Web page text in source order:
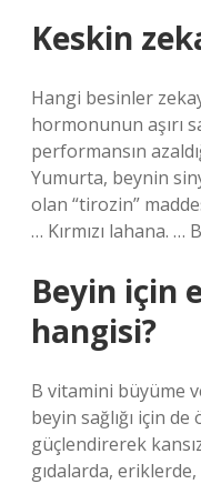
Keskin
Hangi besinler
hormonunun aşırı
performansın
Yumurta, beynin
olan “tirozin”
… Kırmızı lahana. …
Beyin için
hangisi?
B vitamini büyüme
beyin sağlığı için de
güçlendirerek
gıdalarda,